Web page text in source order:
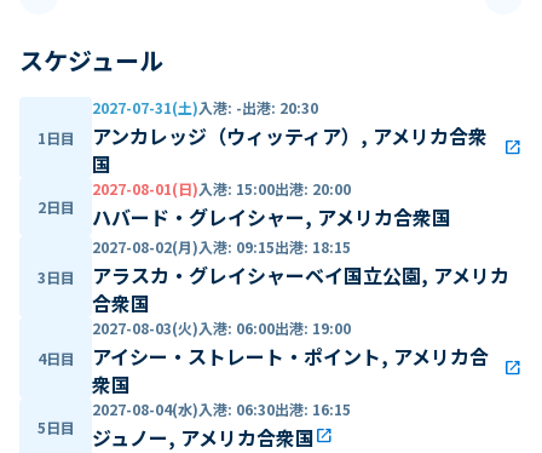
Previous slide
スケジュール
1日目
2027-07-31(土)入港: -出港: 20:30
アンカレッジ（ウィッティア）, アメリカ合衆
国
open_in_new
2日目
2027-08-01(日)入港: 15:00出港: 20:00
ハバード・グレイシャー, アメリカ合衆国
3日目
2027-08-02(月)入港: 09:15出港: 18:15
アラスカ・グレイシャーベイ国立公園, アメリカ
合衆国
4日目
2027-08-03(火)入港: 06:00出港: 19:00
アイシー・ストレート・ポイント, アメリカ合
衆国
open_in_new
5日目
2027-08-04(水)入港: 06:30出港: 16:15
ジュノー, アメリカ合衆国open_in_new